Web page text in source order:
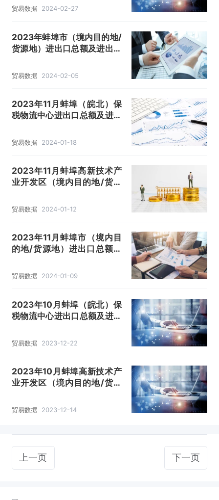
贸易数据 2024-02-27
2023年蚌埠市（境内目的地/
货源地）进出口总额及进出口
贸易数据 2024-02-05
2023年11月蚌埠（皖北）保
税物流中心进出口总额及进出
贸易数据 2024-01-18
2023年11月蚌埠高新技术产
业开发区（境内目的地/货源
统计分析
贸易数据 2024-01-12
2023年11月蚌埠市（境内目
的地/货源地）进出口总额及
贸易数据 2024-01-09
2023年10月蚌埠（皖北）保
税物流中心进出口总额及进出
贸易数据 2023-12-22
2023年10月蚌埠高新技术产
业开发区（境内目的地/货源
统计分析
贸易数据 2023-12-14
上一页 下一页